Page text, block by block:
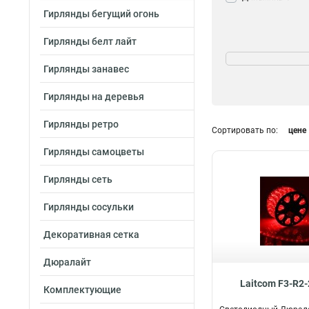
Гирлянды бегущий огонь
Гирлянды белт лайт
Гирлянды занавес
Гирлянды на деревья
Гирлянды ретро
Гирлянды самоцветы
Гирлянды сеть
Гирлянды сосульки
Декоративная сетка
Дюралайт
Комплектующие
Круглая 25
Кратность резки
Сортировать по: цене
Laitcom F3-